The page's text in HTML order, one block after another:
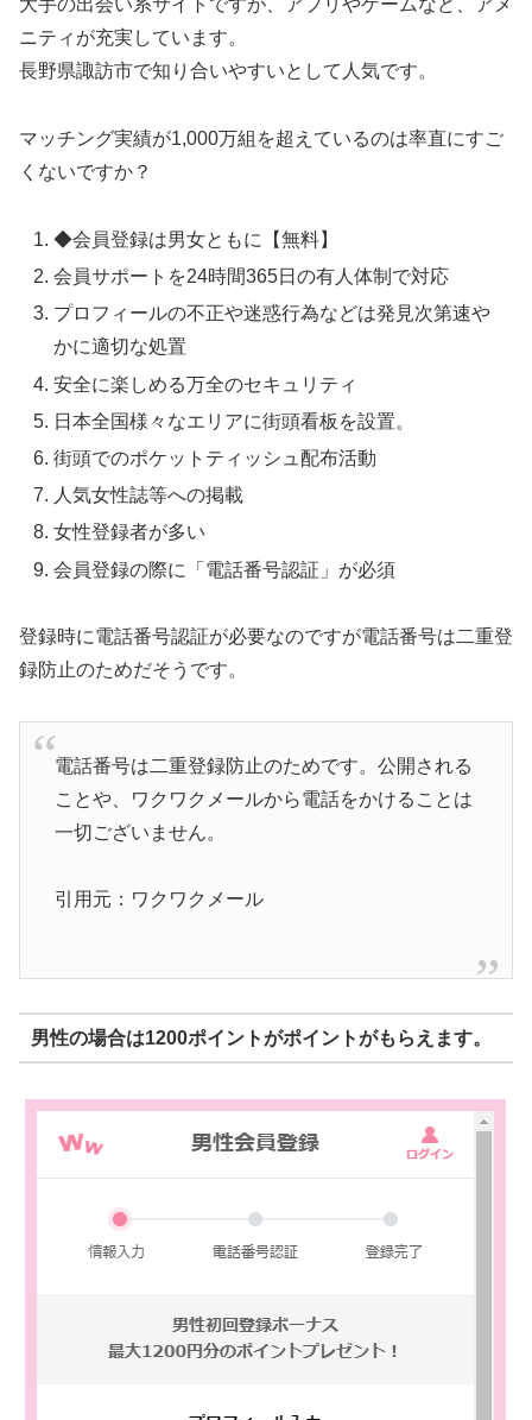
大手の出会い系サイトですが、アプリやゲームなど、アメ
ニティが充実しています。
長野県諏訪市で知り合いやすいとして人気です。
マッチング実績が1,000万組を超えているのは率直にすご
くないですか？
◆会員登録は男女ともに【無料】
会員サポートを24時間365日の有人体制で対応
プロフィールの不正や迷惑行為などは発見次第速や
かに適切な処置
安全に楽しめる万全のセキュリティ
日本全国様々なエリアに街頭看板を設置。
街頭でのポケットティッシュ配布活動
人気女性誌等への掲載
女性登録者が多い
会員登録の際に「電話番号認証」が必須
登録時に電話番号認証が必要なのですが電話番号は二重登
録防止のためだそうです。
電話番号は二重登録防止のためです。公開される
ことや、ワクワクメールから電話をかけることは
一切ございません。
引用元：ワクワクメール
男性の場合は1200ポイントがポイントがもらえます。